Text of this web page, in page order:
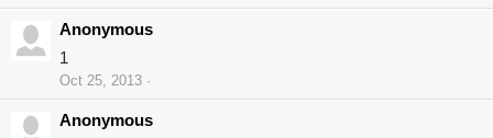
Anonymous
1
Oct 25, 2013
Anonymous